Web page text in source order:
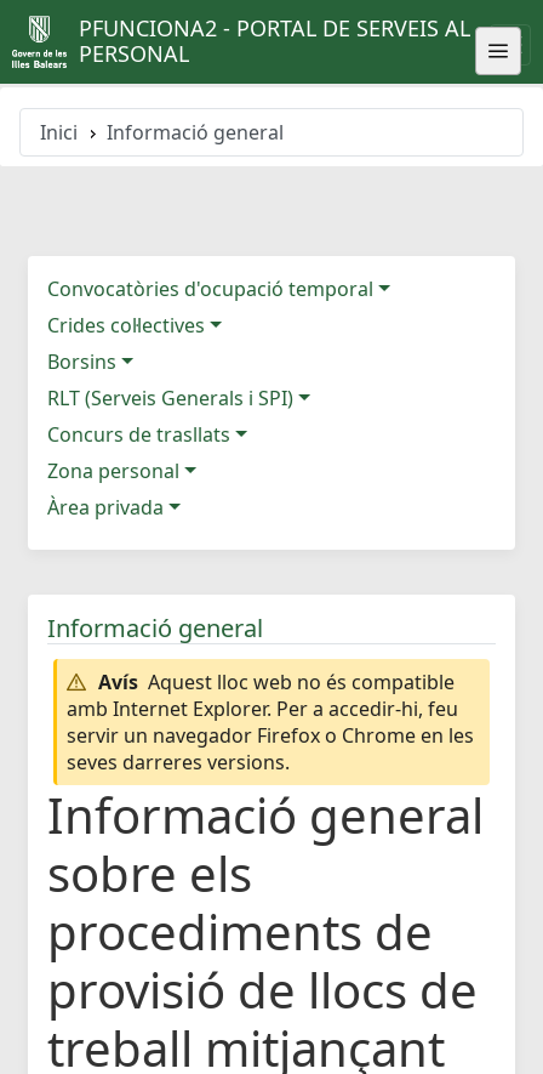
PFUNCIONA2 - PORTAL DE SERVEIS AL
PERSONAL
Inici Informació general
Convocatòries d'ocupació temporal
Crides col·lectives
Borsins
RLT (Serveis Generals i SPI)
Concurs de trasllats
Zona personal
Àrea privada
Informació general
Avís Aquest lloc web no és compatible
amb Internet Explorer. Per a accedir-hi, feu
servir un navegador Firefox o Chrome en les
seves darreres versions.
Informació general
sobre els
procediments de
provisió de llocs de
treball mitjançant